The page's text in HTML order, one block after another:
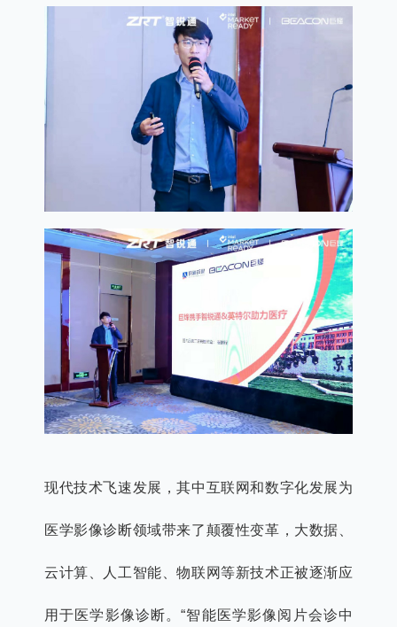
现代技术飞速发展，其中互联网和数字化发展为
医学影像诊断领域带来了颠覆性变革，大数据、
云计算、人工智能、物联网等新技术正被逐渐应
用于医学影像诊断。“智能医学影像阅片会诊中